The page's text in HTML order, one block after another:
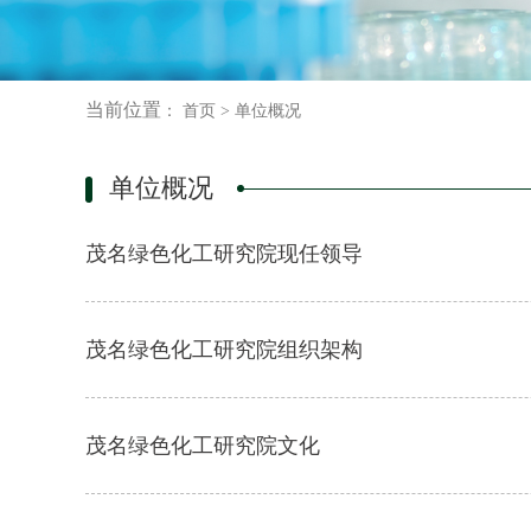
当前位置 ： 首页 > 单位概况
单位概况
茂名绿色化工研究院现任领导
茂名绿色化工研究院组织架构
茂名绿色化工研究院文化